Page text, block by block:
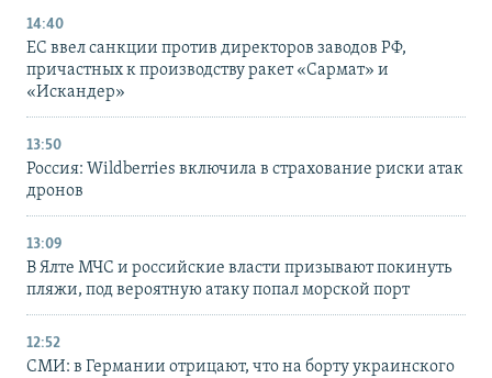
14:40
ЕС ввел санкции против директоров заводов РФ,
причастных к производству ракет «Сармат» и
«Искандер»
13:50
Россия: Wildberries включила в страхование риски атак
дронов
13:09
В Ялте МЧС и российские власти призывают покинуть
пляжи, под вероятную атаку попал морской порт
12:52
СМИ: в Германии отрицают, что на борту украинского